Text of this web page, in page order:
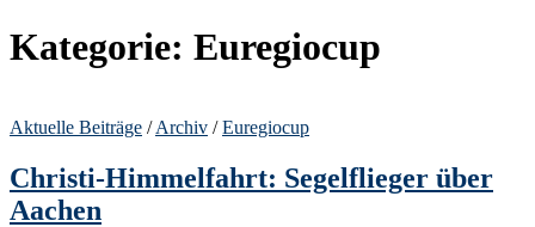
Kategorie: Euregiocup
Aktuelle Beiträge /Archiv /Euregiocup
Christi-Himmelfahrt: Segelflieger über
Aachen